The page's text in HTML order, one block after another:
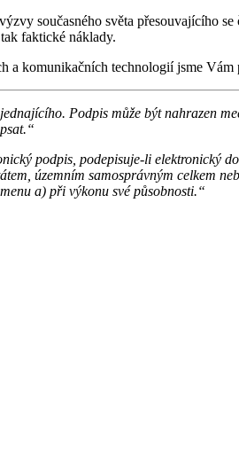
současného světa přesouvajícího
faktické náklady.
komunikačních technologií jsme Vám
Podpis může být nahrazen
podpis, podepisuje-li elektronický
územním samosprávným celkem
a) při výkonu své působnosti.“